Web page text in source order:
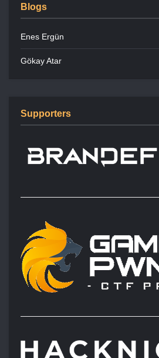
Blogs
Enes Ergün
Gökay Atar
Supporters